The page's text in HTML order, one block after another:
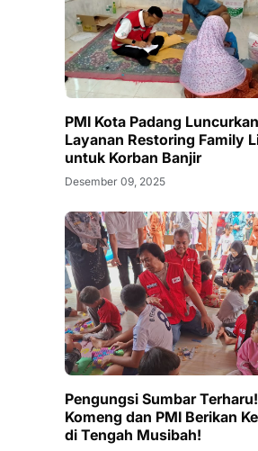
PMI Kota Padang Luncurkan
Layanan Restoring Family
untuk Korban Banjir
Desember 09, 2025
Pengungsi Sumbar Terharu!
Komeng dan PMI Berikan
di Tengah Musibah!